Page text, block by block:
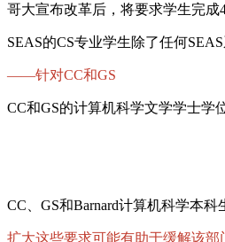
哥大宣布改革后，将要求学生完成
SEAS的CS专业学生除了任何
——针对CC和GS
CC和GS的计算机科学文学学士学
CC、GS和Barnard计算机科学本科
扩大这些要求可能有助于缓解该部